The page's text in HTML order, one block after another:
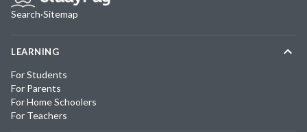
Search·Sitemap
LEARNING
For Students
For Parents
For Home Schoolers
For Teachers